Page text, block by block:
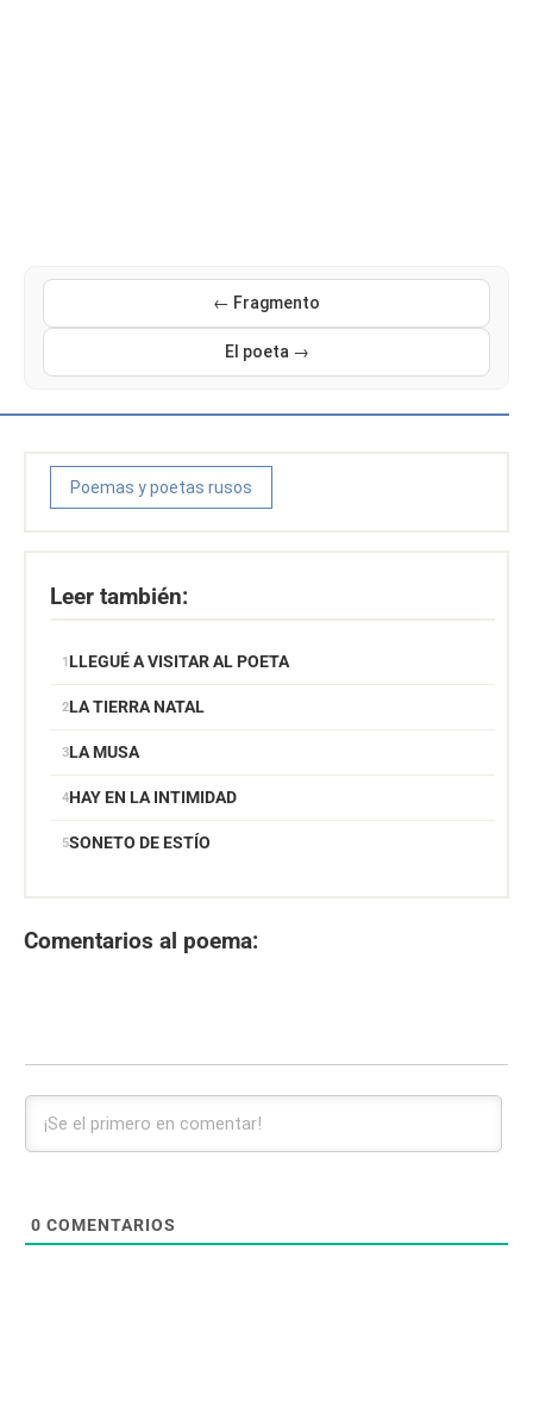
← Fragmento
El poeta →
Poemas y poetas rusos
Leer también:
LLEGUÉ A VISITAR AL POETA
LA TIERRA NATAL
LA MUSA
HAY EN LA INTIMIDAD
SONETO DE ESTÍO
Comentarios al poema:
0 COMENTARIOS